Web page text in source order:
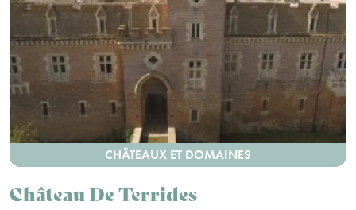
CHÂTEAUX ET DOMAINES
Château De Terrides